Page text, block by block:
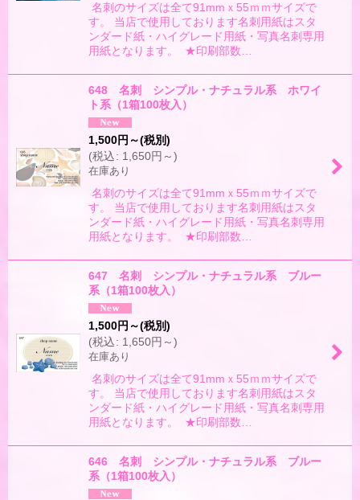
名刺のサイズは全て91mmｘ55ｍｍサイズで
す。 当店で使用しております名刺用紙はスタ
ンダード紙・ハイグレード用紙・写真名刺専用
用紙となります。 ★印刷部数…
648 名刺 シンプル・ナチュラル系 ホワイ
ト系（1箱100枚入）
1,500円 ～(税別)
(税込: 1,650円 ～)
在庫あり
名刺のサイズは全て91mmｘ55ｍｍサイズで
す。 当店で使用しております名刺用紙はスタ
ンダード紙・ハイグレード用紙・写真名刺専用
用紙となります。 ★印刷部数…
647 名刺 シンプル・ナチュラル系 ブルー
系（1箱100枚入）
1,500円 ～(税別)
(税込: 1,650円 ～)
在庫あり
名刺のサイズは全て91mmｘ55ｍｍサイズで
す。 当店で使用しております名刺用紙はスタ
ンダード紙・ハイグレード用紙・写真名刺専用
用紙となります。 ★印刷部数…
646 名刺 シンプル・ナチュラル系 ブルー
系（1箱100枚入）